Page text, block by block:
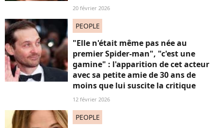
20 février 2026
PEOPLE
"Elle n'était même pas née au
premier Spider-man", "c'est une
gamine" : l'apparition de cet acteur
avec sa petite amie de 30 ans de
moins que lui suscite la critique
12 février 2026
PEOPLE